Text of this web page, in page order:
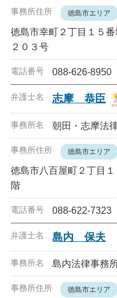
徳島市エリア
徳島市幸町２丁目１５
２０３号
088-626-8950
志摩 恭臣
朝田・志摩法
徳島市エリア
徳島市八百屋町２丁目
階
088-622-7323
島内 保夫
島内法律事務
徳島市エリア